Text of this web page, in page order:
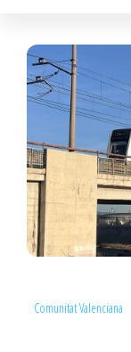
Comunitat Valenciana